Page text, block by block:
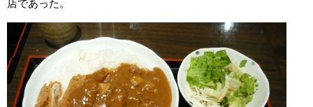
店であった。